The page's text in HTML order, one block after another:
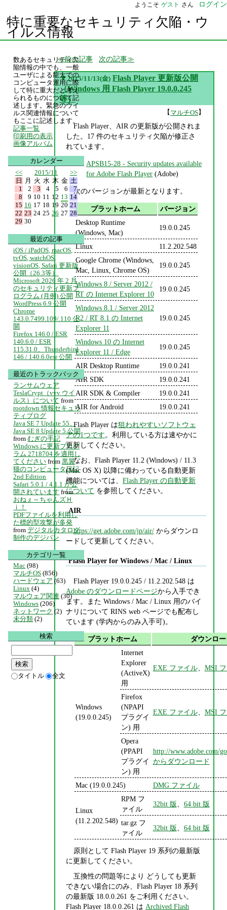
ようこそ ゲスト さん ログイン
特に重要なセキュリティ欠陥・ウ
イルス情報
前の記事 次の記事
▼ 2015/11/13(金) Flash Player 更新版公開
（Windows 用 Flash Player 19.0.0.245
等）
【マルチOS】
Flash Player、AIR の更新版が公開されま
した。17 件のセキュリティ欠陥が修正さ
れています。
APSB15-28 - Security updates available
for Adobe Flash Player (Adobe)
次のバージョンが最新となります。
プラットホーム
バージョン
Desktop Runtime
(Windows, Mac)
19.0.0.245
Linux
11.2.202.548
Google Chrome (Windows,
Mac, Linux, Chrome OS)
19.0.0.245
Windows 8 / Server 2012 /
RT の Internet Explorer 10
19.0.0.245
Windows 8.1 / Server 2012
R2 / RT 8.1 の Internet
Explorer 11
19.0.0.245
Windows 10 の Internet
Explorer 11 / Edge
19.0.0.245
AIR Desktop Runtime
19.0.0.241
AIR SDK
19.0.0.241
AIR SDK & Compiler
19.0.0.241
AIR for Android
19.0.0.241
Flash Player は狙われやすいソフトウェ
アの1つです。利用している方は速やかに
更新してください。
なお、Flash Player 11.2 (Windows) / 11.3
(Mac OS X) 以降に備わっている自動更新
機能については、Flash Player の自動更新
について を参照してください。
AIR
https://get.adobe.com/jp/air/からダウンロ
ードして更新してください。
Flash Player for Windows / Mac / Linux
Flash Player 19.0.0.245 / 11.2.202.548 は
Adobe のダウンロードページから入手でき
ます。また Windows / Mac / Linux 用のバイ
ナリについて RINS web ページでも配布し
ています (学内からのみ入手可)。
プラットホーム ダウンロ
Windows
(19.0.0.245)
Internet
Explorer
(ActiveX)
用
EXE ファイル、 MSI
Firefox
(NPAPI
プラグイ
ン) 用
EXE ファイル、 MSI
Opera
(PPAPI
プラグイ
ン) 用
http://www.adobe.com/
からダウンロード
Mac (19.0.0.245) DMG ファイル
Linux
(11.2.202.548)
RPM フ
ァイル
32bit 版、 64 bit 版
tar.gz フ
ァイル
32bit 版、 64 bit 版
原則として Flash Player 19 系列の最新版
に更新してください。
互換性の問題等により どうしても更新
できない場合にのみ、Flash Player 18 系列
の最新版 18.0.0.261 をご利用ください。
Flash Player 18.0.0.261 はArchived Flash
数あるセキュリティ欠
陥情報の中でも、一般
ユーザによる龍大での
コンピュータ運用に際
して特に重大だと考え
られるものについて記
述します。緊急のウイ
ルス関連情報について
もここに記述します。
記事一覧
印刷用の表示
画像アルバム
カレンダー
<<
2015/11
>>
日
月 火 水 木 金 土
1
2 3 4 5 6
7
8
9 10 11 12 13 14
15 16 17 18 19 20 21
22 23 24 25 26 27 28
29 30
最近の記事
iOS / iPadOS, macOS,
tvOS, watchOS,
visionOS, Safari 更新版
公開（26.3等）
Microsoft 2026 年 2 月
のセキュリティ更新プ
ログラム (月例) 公開
WordPress 6.9 公開
Chrome
143.0.7499.109/.110 公
開
Firefox 146.0 / ESR
140.6.0 / ESR
115.31.0、Thunderbird
146 / 140.6.0esr 公開
最近のトラックバック
ランサムウェア
TeslaCrypt（vvv ウイ
ルス）について from
rootdown 情報セキュリ
ティブログ
Java SE 7 Update 55、
Java SE 8 Update 5 公開
from むぎの手記
Windows に更新プログ
ラム 2718704 を適用し
てください from 黒翼
猫のコンピュータ日記
2nd Edition
Safari 5.0.1 / 4.1.1 が公
開されています from
おねぇ～ちゃんズＨ
ｉ！
PDFファイルを利用し
た標的型攻撃が多発
from デジタルカタログ
制作のデジパン
カテゴリ一覧
Mac (98)
マルチOS (856)
ハードウェア (63)
Linux (4)
マルウェア関連 (30)
Windows (206)
ネットワーク (2)
未分類 (2)
検索
タイトル 全文